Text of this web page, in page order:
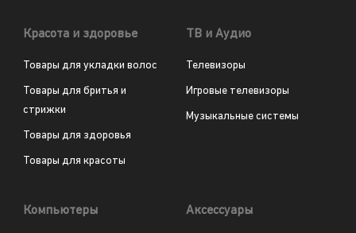
Красота и здоровье
Товары для укладки волос
Товары для бритья и
стрижки
Товары для здоровья
Товары для красоты
ТВ и Аудио
Телевизоры
Игровые телевизоры
Музыкальные системы
Компьютеры Аксессуары